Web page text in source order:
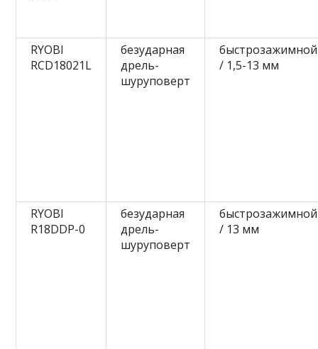
RYOBI
RCD18021L
безударная
дрель-
шуруповерт
быстрозажимной
/ 1,5-13 мм
RYOBI
R18DDP-0
безударная
дрель-
шуруповерт
быстрозажимной
/ 13 мм